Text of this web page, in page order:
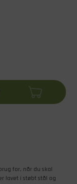
for, når du skal
lavet i støbt stål og